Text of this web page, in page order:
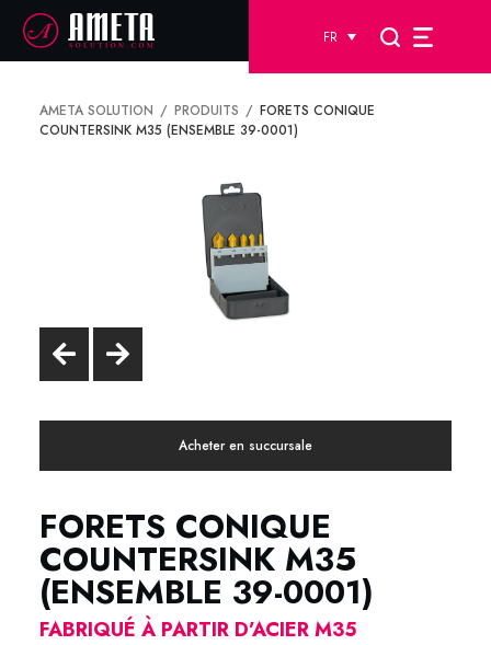
FR
AMETA SOLUTION PRODUITS
FORETS CONIQUE
COUNTERSINK M35 (ENSEMBLE 39-0001)
Acheter en succursale
FORETS CONIQUE
COUNTERSINK M35
(ENSEMBLE 39-0001)
FABRIQUÉ À PARTIR D’ACIER M35